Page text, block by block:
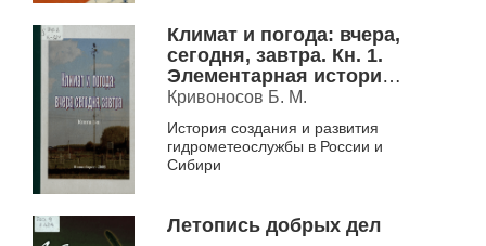
Климат и погода: вчера,
сегодня, завтра. Кн. 1.
Элементарная история
гидрометеослужбы
Кривоносов Б. М.
История создания и развития
гидрометеослужбы в России и
Сибири
Летопись добрых дел